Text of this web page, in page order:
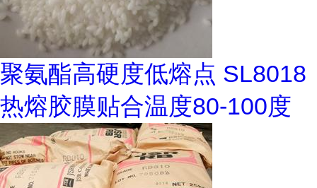
聚氨酯高硬度低熔点 SL8018
热熔胶膜贴合温度80-100度